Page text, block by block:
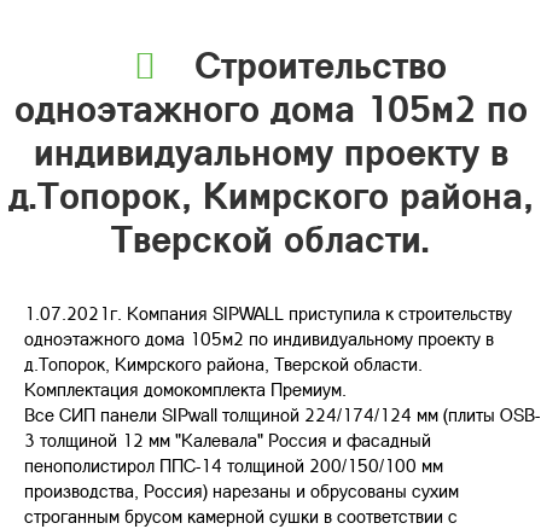
Строительство
одноэтажного дома 105м2 по
индивидуальному проекту в
д.Топорок, Кимрского района,
Тверской области.
1.07.2021г. Компания SIPWALL приступила к строительству
одноэтажного дома 105м2 по индивидуальному проекту в
д.Топорок, Кимрского района, Тверской области.
Комплектация домокомплекта Премиум.
Все СИП панели SIPwall толщиной 224/174/124 мм (плиты OSB-
3 толщиной 12 мм "Калевала" Россия и фасадный
пенополистирол ППС-14 толщиной 200/150/100 мм
производства, Россия) нарезаны и обрусованы сухим
строганным брусом камерной сушки в соответствии с